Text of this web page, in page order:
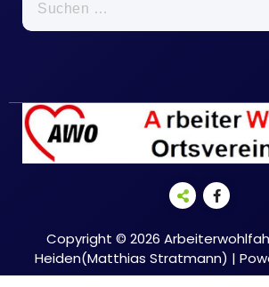
nach:
Copyright © 2026
Heiden(Matthias Stratmann) |